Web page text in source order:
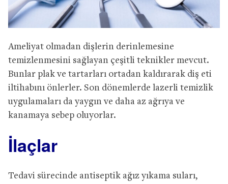
Ameliyat olmadan dişlerin derinlemesine
temizlenmesini sağlayan çeşitli teknikler mevcut.
Bunlar plak ve tartarları ortadan kaldırarak diş eti
iltihabını önlerler. Son dönemlerde lazerli temizlik
uygulamaları da yaygın ve daha az ağrıya ve
kanamaya sebep oluyorlar.
İlaçlar
Tedavi sürecinde antiseptik ağız yıkama suları,